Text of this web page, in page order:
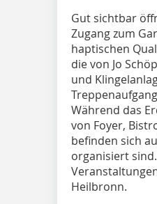
Gut sichtbar
Zugang zum
haptischen
die von Jo
und
Während das
von Foyer,
befinden sich
organisiert
Heilbronn.